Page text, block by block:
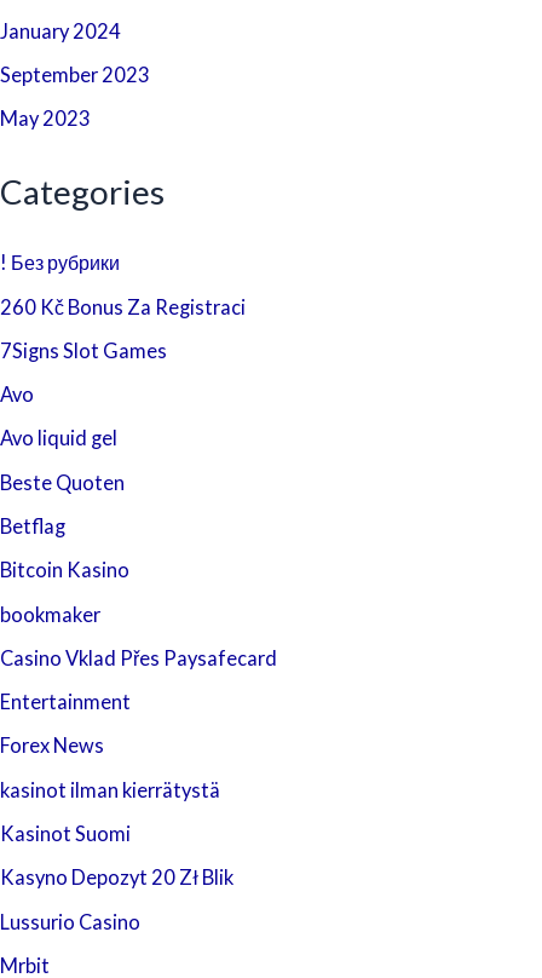
January 2024
September 2023
May 2023
Categories
! Без рубрики
260 Kč Bonus Za Registraci
7Signs Slot Games
Avo
Avo liquid gel
Beste Quoten
Betflag
Bitcoin Kasino
bookmaker
Casino Vklad Přes Paysafecard
Entertainment
Forex News
kasinot ilman kierrätystä
Kasinot Suomi
Kasyno Depozyt 20 Zł Blik
Lussurio Casino
Mrbit